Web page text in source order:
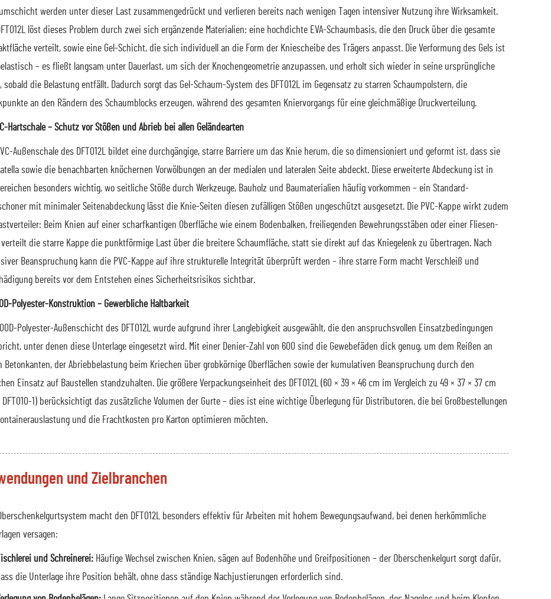
werden unter dieser Last zusammengedrückt und verlieren bereits nach wenigen Tagen intensiver Nutzung ihre Wirksamkeit.
löst dieses Problem durch zwei sich ergänzende Materialien: eine hochdichte EVA-Schaumbasis, die den Druck über die gesamte
verteilt, sowie eine Gel-Schicht, die sich individuell an die Form der Kniescheibe des Trägers anpasst. Die Verformung des Gels ist
– es fließt langsam unter Dauerlast, um sich der Knochengeometrie anzupassen, und erholt sich wieder in seine ursprüngliche
sobald die Belastung entfällt. Dadurch sorgt das Gel-Schaum-System des DFT012L im Gegensatz zu starren Schaumpolstern, die
an den Rändern des Schaumblocks erzeugen, während des gesamten Kniervorgangs für eine gleichmäßige Druckverteilung.
Hartschale – Schutz vor Stößen und Abrieb bei allen Geländearten
Außenschale des DFT012L bildet eine durchgängige, starre Barriere um das Knie herum, die so dimensioniert und geformt ist, dass sie
sowie die benachbarten knöchernen Vorwölbungen an der medialen und lateralen Seite abdeckt. Diese erweiterte Abdeckung ist in
besonders wichtig, wo seitliche Stöße durch Werkzeuge, Bauholz und Baumaterialien häufig vorkommen – ein Standard-
mit minimaler Seitenabdeckung lässt die Knie-Seiten diesen zufälligen Stößen ungeschützt ausgesetzt. Die PVC-Kappe wirkt zudem
Beim Knien auf einer scharfkantigen Oberfläche wie einem Bodenbalken, freiliegenden Bewehrungsstäben oder einer Fliesen-
verteilt die starre Kappe die punktförmige Last über die breitere Schaumfläche, statt sie direkt auf das Kniegelenk zu übertragen. Nach
Beanspruchung kann die PVC-Kappe auf ihre strukturelle Integrität überprüft werden – ihre starre Form macht Verschleiß und
bereits vor dem Entstehen eines Sicherheitsrisikos sichtbar.
Polyester-Konstruktion – Gewerbliche Haltbarkeit
Polyester-Außenschicht des DFT012L wurde aufgrund ihrer Langlebigkeit ausgewählt, die den anspruchsvollen Einsatzbedingungen
unter denen diese Unterlage eingesetzt wird. Mit einer Denier-Zahl von 600 sind die Gewebefäden dick genug, um dem Reißen an
Betonkanten, der Abriebbelastung beim Kriechen über grobkörnige Oberflächen sowie der kumulativen Beanspruchung durch den
Einsatz auf Baustellen standzuhalten. Die größere Verpackungseinheit des DFT012L (60 × 39 × 46 cm im Vergleich zu 49 × 37 × 37 cm
DFT010-1) berücksichtigt das zusätzliche Volumen der Gurte – dies ist eine wichtige Überlegung für Distributoren, die bei Großbestellungen
und die Frachtkosten pro Karton optimieren möchten.
und Zielbranchen
macht den DFT012L besonders effektiv für Arbeiten mit hohem Bewegungsaufwand, bei denen herkömmliche
versagen:
Tischlerei und Schreinerei: Häufige Wechsel zwischen Knien, sägen auf Bodenhöhe und Greifpositionen – der Oberschenkelgurt sorgt dafür,
die Unterlage ihre Position behält, ohne dass ständige Nachjustierungen erforderlich sind.